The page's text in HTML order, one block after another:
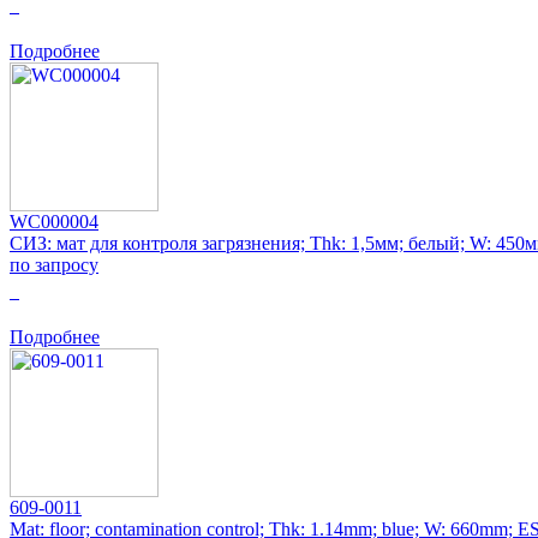
Подробнее
WC000004
СИЗ: мат для контроля загрязнения; Thk: 1,5мм; белый; W:
по запросу
Подробнее
609-0011
Mat: floor; contamination control; Thk: 1.14mm; blue; W: 660mm;